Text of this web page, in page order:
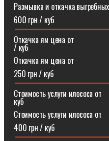
Размывка и откачка
600 грн / куб
Откачка ям цена от
/ куб
Откачка ям цена от
250 грн / куб
Стоимость услуги
куб
Стоимость услуги илососа от
400 грн / куб